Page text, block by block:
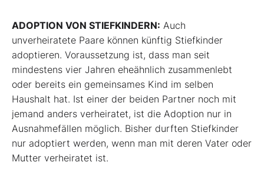
ADOPTION VON STIEFKINDERN: Auch
unverheiratete Paare können künftig Stiefkinder
adoptieren. Voraussetzung ist, dass man seit
mindestens vier Jahren eheähnlich zusammenlebt
oder bereits ein gemeinsames Kind im selben
Haushalt hat. Ist einer der beiden Partner noch mit
jemand anders verheiratet, ist die Adoption nur in
Ausnahmefällen möglich. Bisher durften Stiefkinder
nur adoptiert werden, wenn man mit deren Vater oder
Mutter verheiratet ist.